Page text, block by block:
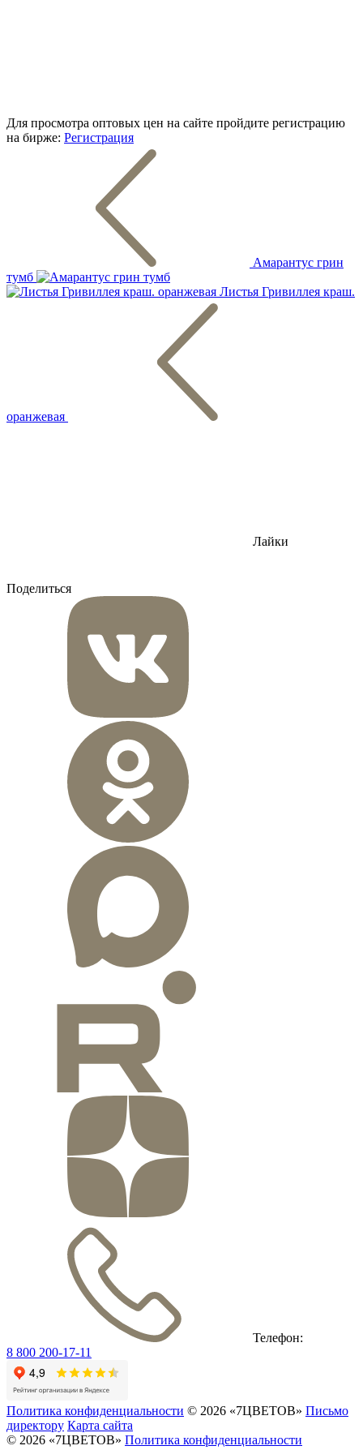
Для просмотра оптовых цен на сайте пройдите регистрацию
на бирже: Регистрация
Амарантус грин
тумб
Листья Гривиллея краш.
оранжевая
Лайки
Поделиться
Телефон:
8 800 200-17-11
Политика конфиденциальности © 2026 «7ЦВЕТОВ» Письмо
директору Карта сайта
© 2026 «7ЦВЕТОВ» Политика конфиденциальности